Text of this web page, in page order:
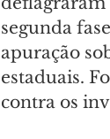
segunda
apuração
estaduais.
contra os